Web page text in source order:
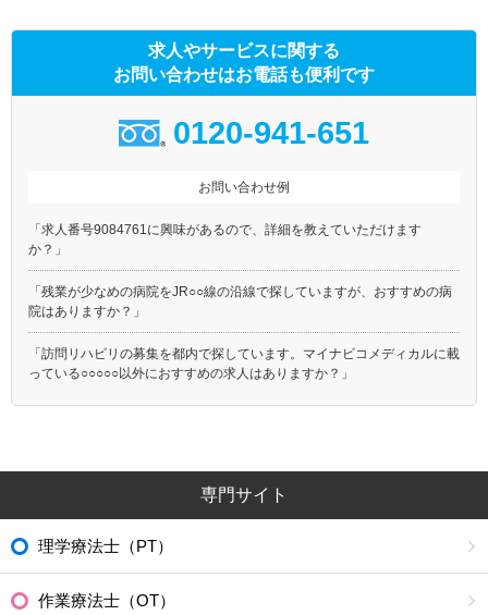
求人やサービスに関する
お問い合わせはお電話も便利です
0120-941-651
お問い合わせ例
「求人番号9084761に興味があるので、詳細を教えていただけます
か？」
「残業が少なめの病院をJR○○線の沿線で探していますが、おすすめの病
院はありますか？」
「訪問リハビリの募集を都内で探しています。マイナビコメディカルに載
っている○○○○○以外におすすめの求人はありますか？」
専門サイト
理学療法士（PT）
作業療法士（OT）